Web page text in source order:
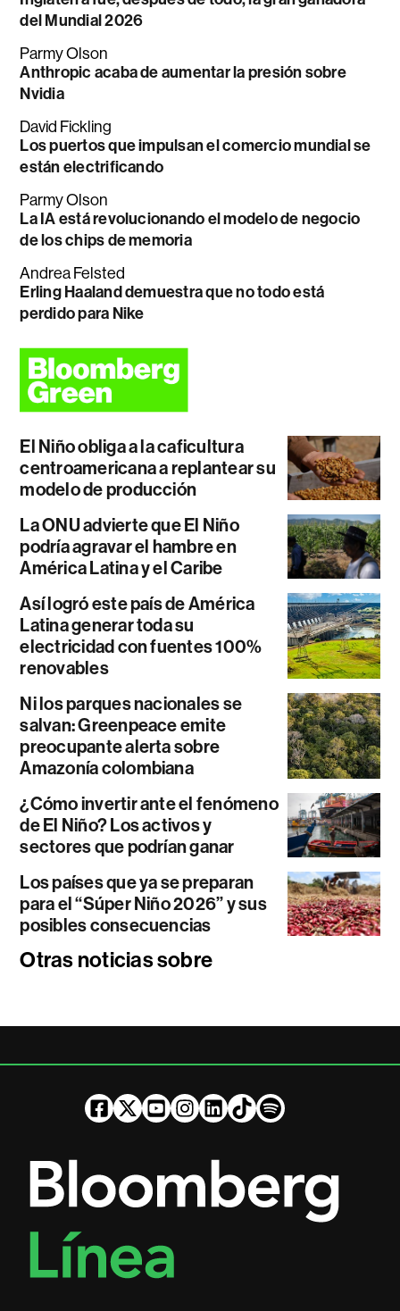
del Mundial 2026
Parmy Olson
Anthropic acaba de aumentar la presión sobre
Nvidia
David Fickling
Los puertos que impulsan el comercio mundial se
están electrificando
Parmy Olson
La IA está revolucionando el modelo de negocio
de los chips de memoria
Andrea Felsted
Erling Haaland demuestra que no todo está
perdido para Nike
El Niño obliga a la caficultura
centroamericana a replantear su
modelo de producción
La ONU advierte que El Niño
podría agravar el hambre en
América Latina y el Caribe
Así logró este país de América
Latina generar toda su
electricidad con fuentes 100%
renovables
Ni los parques nacionales se
salvan: Greenpeace emite
preocupante alerta sobre
Amazonía colombiana
¿Cómo invertir ante el fenómeno
de El Niño? Los activos y
sectores que podrían ganar
Los países que ya se preparan
para el “Súper Niño 2026” y sus
posibles consecuencias
Otras noticias sobre